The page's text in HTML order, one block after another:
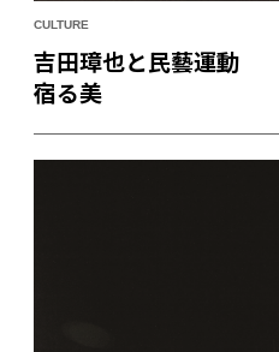
CULTURE
吉田璋也と民藝運動
宿る美